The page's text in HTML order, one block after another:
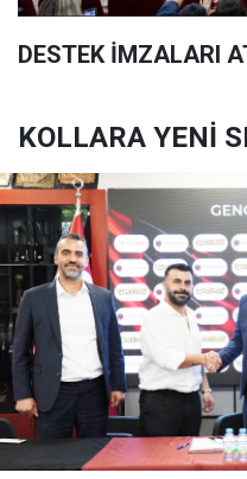
DESTEK İMZALARI
KOLLARA YENİ